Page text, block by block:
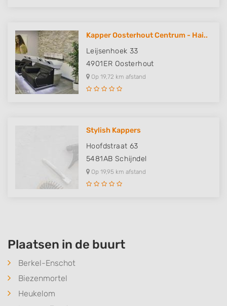
Kapper Oosterhout Centrum - Hai..
Leijsenhoek 33
4901ER Oosterhout
Op 19,72 km afstand
Stylish Kappers
Hoofdstraat 63
5481AB Schijndel
Op 19,95 km afstand
Plaatsen in de buurt
Berkel-Enschot
Biezenmortel
Heukelom